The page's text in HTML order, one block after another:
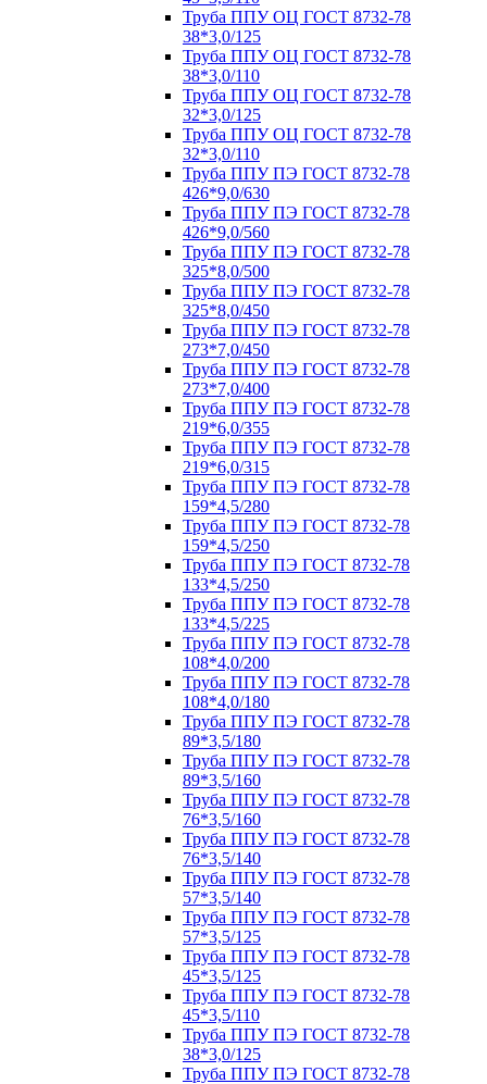
Труба ППУ ОЦ ГОСТ 8732-78
38*3,0/125
Труба ППУ ОЦ ГОСТ 8732-78
38*3,0/110
Труба ППУ ОЦ ГОСТ 8732-78
32*3,0/125
Труба ППУ ОЦ ГОСТ 8732-78
32*3,0/110
Труба ППУ ПЭ ГОСТ 8732-78
426*9,0/630
Труба ППУ ПЭ ГОСТ 8732-78
426*9,0/560
Труба ППУ ПЭ ГОСТ 8732-78
325*8,0/500
Труба ППУ ПЭ ГОСТ 8732-78
325*8,0/450
Труба ППУ ПЭ ГОСТ 8732-78
273*7,0/450
Труба ППУ ПЭ ГОСТ 8732-78
273*7,0/400
Труба ППУ ПЭ ГОСТ 8732-78
219*6,0/355
Труба ППУ ПЭ ГОСТ 8732-78
219*6,0/315
Труба ППУ ПЭ ГОСТ 8732-78
159*4,5/280
Труба ППУ ПЭ ГОСТ 8732-78
159*4,5/250
Труба ППУ ПЭ ГОСТ 8732-78
133*4,5/250
Труба ППУ ПЭ ГОСТ 8732-78
133*4,5/225
Труба ППУ ПЭ ГОСТ 8732-78
108*4,0/200
Труба ППУ ПЭ ГОСТ 8732-78
108*4,0/180
Труба ППУ ПЭ ГОСТ 8732-78
89*3,5/180
Труба ППУ ПЭ ГОСТ 8732-78
89*3,5/160
Труба ППУ ПЭ ГОСТ 8732-78
76*3,5/160
Труба ППУ ПЭ ГОСТ 8732-78
76*3,5/140
Труба ППУ ПЭ ГОСТ 8732-78
57*3,5/140
Труба ППУ ПЭ ГОСТ 8732-78
57*3,5/125
Труба ППУ ПЭ ГОСТ 8732-78
45*3,5/125
Труба ППУ ПЭ ГОСТ 8732-78
45*3,5/110
Труба ППУ ПЭ ГОСТ 8732-78
38*3,0/125
Труба ППУ ПЭ ГОСТ 8732-78